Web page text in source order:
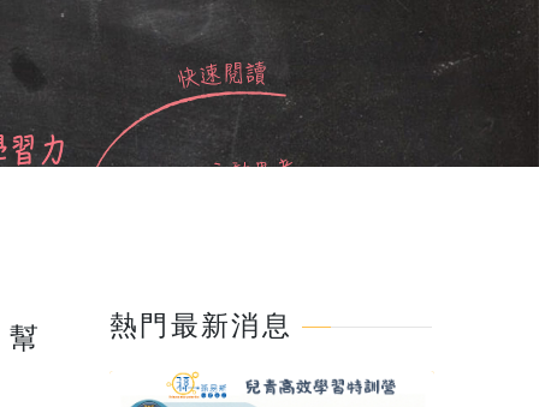
幫
熱門最新消息